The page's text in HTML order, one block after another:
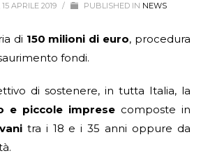
APRILE 2019 / PUBLISHED IN NEWS
di 150 milioni di euro, procedura
fondi.
di sostenere, in tutta Italia, la
e piccole imprese composte in
tra i 18 e i 35 anni oppure da